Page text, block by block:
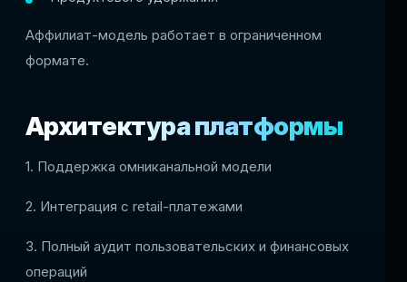
Аффилиат-модель работает в ограниченном
формате.
Архитектура платформы
1. Поддержка омниканальной модели
2. Интеграция с retail-платежами
3. Полный аудит пользовательских и финансовых
операций